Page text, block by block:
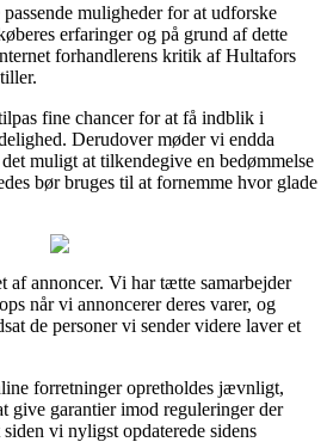
muligheder for at udforske
erfaringer og på grund af dette
forhandlerens kritik af Hultafors
fine chancer for at få indblik i
Derudover møder vi endda
muligt at tilkendegive en bedømmelse
bør bruges til at fornemme hvor glade
af annoncer. Vi har tætte samarbejder
når vi annoncerer deres varer, og
de personer vi sender videre laver et
forretninger opretholdes jævnligt,
give garantier imod reguleringer der
vi nyligst opdaterede sidens